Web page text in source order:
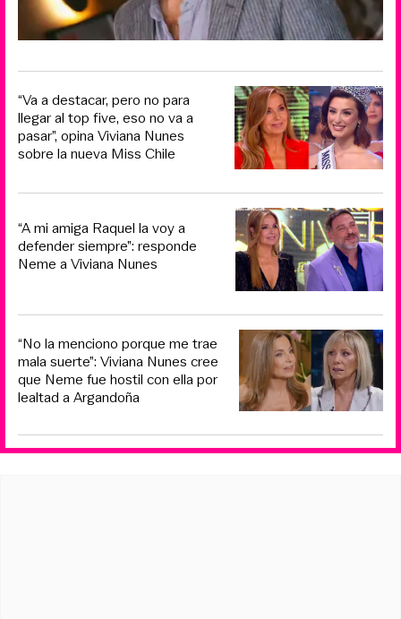
“Va a destacar, pero no para
llegar al top five, eso no va a
pasar”, opina Viviana Nunes
sobre la nueva Miss Chile
“A mi amiga Raquel la voy a
defender siempre”: responde
Neme a Viviana Nunes
“No la menciono porque me trae
mala suerte”: Viviana Nunes cree
que Neme fue hostil con ella por
lealtad a Argandoña